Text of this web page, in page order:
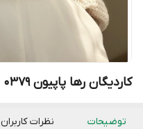
کاردیگان رها پاپیون 0379
توضیحات نظرات کاربران